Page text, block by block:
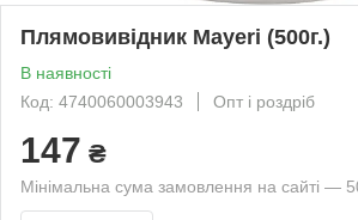
Плямовивідник Mayeri (500г.)
В наявності
Код: 4740060003943
Опт і роздріб
147 ₴
Мінімальна сума замовлення на сайті —